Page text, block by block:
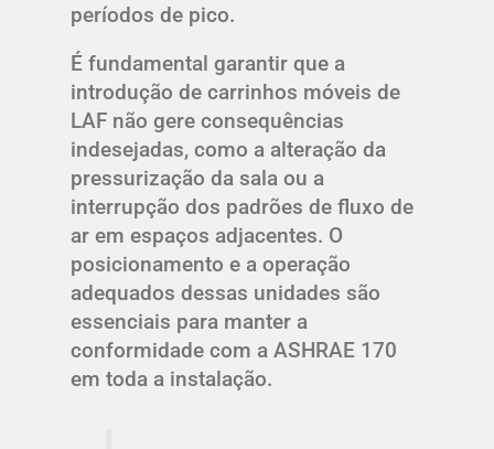
períodos de pico.
É fundamental garantir que a
introdução de carrinhos móveis de
LAF não gere consequências
indesejadas, como a alteração da
pressurização da sala ou a
interrupção dos padrões de fluxo de
ar em espaços adjacentes. O
posicionamento e a operação
adequados dessas unidades são
essenciais para manter a
conformidade com a ASHRAE 170
em toda a instalação.